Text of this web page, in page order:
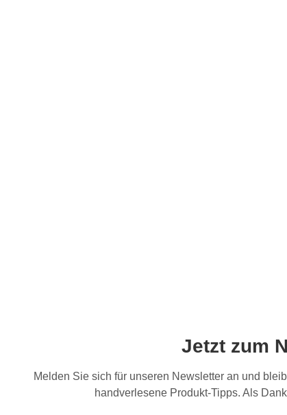
Jetzt zum
Melden Sie sich für unseren Newsletter an und
handverlesene Produkt-Tipps. Als